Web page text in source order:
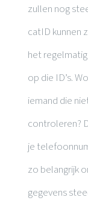
zullen nog
catID kunnen
het
op die ID’s.
iemand die
controleren?
je
zo belangrijk
gegevens